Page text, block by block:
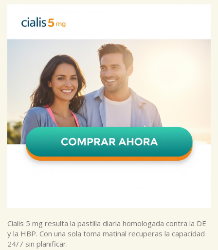
Cialis 5 mg resulta la pastilla diaria homologada contra la DE
y la HBP. Con una sola toma matinal recuperas la capacidad
24/7 sin planificar.